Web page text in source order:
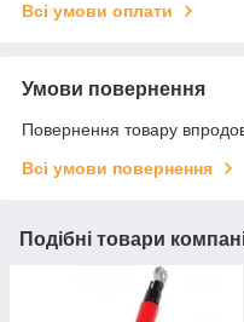
Всі умови оплати
Умови повернення
Повернення товару
Всі умови повернення
Подібні товари